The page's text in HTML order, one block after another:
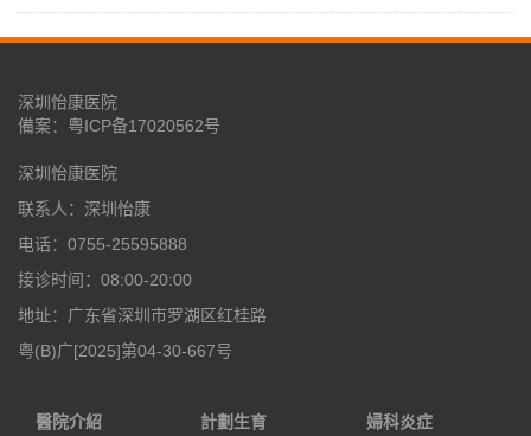
深圳怡康医院
備案： 粤ICP备17020562号
深圳怡康医院
联系人：深圳怡康
电话：0755-25595888
接诊时间：08:00-20:00
地址：广东省深圳市罗湖区红桂路
粤(B)广[2025]第04-30-667号
醫院介紹 計劃生育 婦科炎症